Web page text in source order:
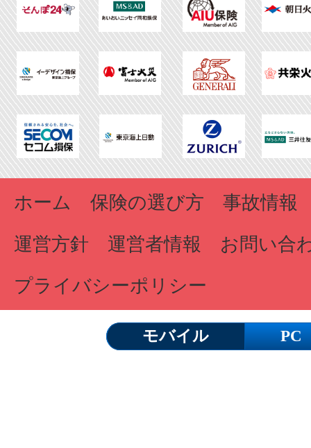
ホーム 保険の選び方
事故情報
運営方針
運営者情報
お問い合
プライバシーポリシー
モバイル PC